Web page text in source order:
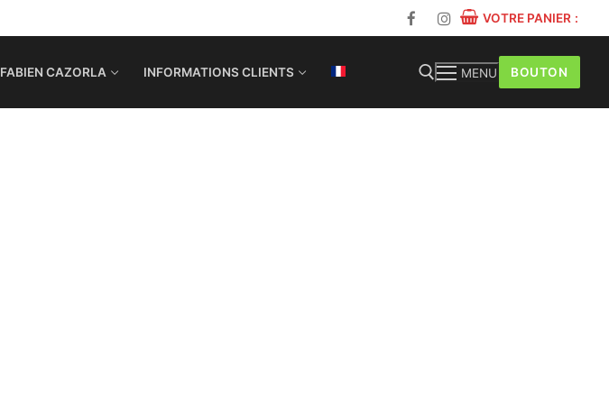
VOTRE PANIER :
FABIEN CAZORLA INFORMATIONS CLIENTS MENU BOUTON